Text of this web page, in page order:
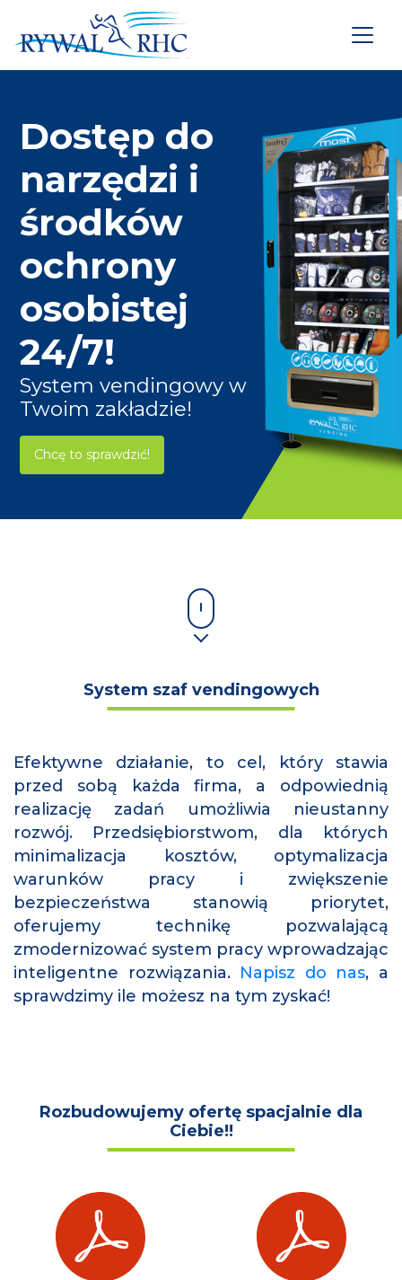
Dostęp do
narzędzi i
środków
ochrony
osobistej
24/7!
System vendingowy w
Twoim zakładzie!
Chcę to sprawdzić!
System szaf vendingowych
Efektywne działanie, to cel, który stawia
przed sobą każda firma, a odpowiednią
realizację zadań umożliwia nieustanny
rozwój. Przedsiębiorstwom, dla których
minimalizacja kosztów, optymalizacja
warunków pracy i zwiększenie
bezpieczeństwa stanowią priorytet,
oferujemy technikę pozwalającą
zmodernizować system pracy wprowadzając
inteligentne rozwiązania. Napisz do nas, a
sprawdzimy ile możesz na tym zyskać!
Rozbudowujemy ofertę spacjalnie dla
Ciebie!!